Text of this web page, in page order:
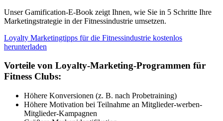
Unser Gamification-E-Book zeigt Ihnen, wie Sie in 5 Schritte Ihre
Marketingstrategie in der Fitnessindustrie umsetzen.
Loyalty Marketingtipps für die Fitnessindustrie kostenlos
herunterladen
Vorteile von Loyalty-Marketing-Programmen für
Fitness Clubs:
Höhere Konversionen (z. B. nach Probetraining)
Höhere Motivation bei Teilnahme an Mitglieder-werben-
Mitglieder-Kampagnen